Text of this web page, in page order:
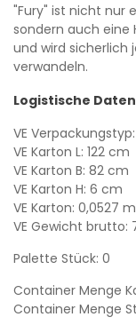
"Fury" ist nicht nur
sondern auch eine
und wird sicherlich
verwandeln.
Logistische Daten
VE
VE Karton L: 122 cm
VE Karton B: 82 cm
VE Karton H: 6 cm
VE Karton: 0,0527
VE Gewicht brutto:
Palette Stück: 0
Container Menge
Container Menge